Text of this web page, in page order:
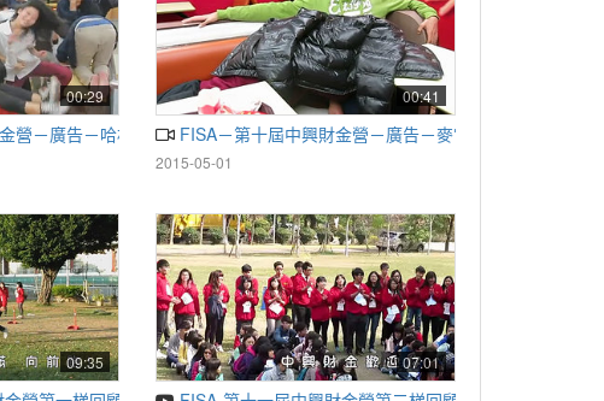
00:29
營－廣告－哈林搖
00:41
FISA－第十屆中興財金營－廣告－麥當勞30周年
2015-05-01
09:35 07:01